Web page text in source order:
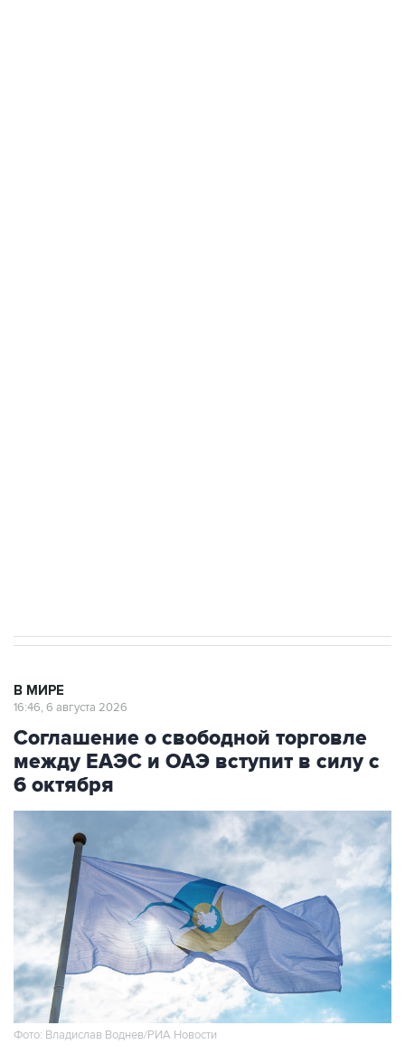
Соглашение о свободной торговле
между ЕАЭС и ОАЭ вступит в силу с
6 октября
Фото: Владислав Воднев/РИА Новости
Москва. 6 августа. INTERFAX.RU - Датой